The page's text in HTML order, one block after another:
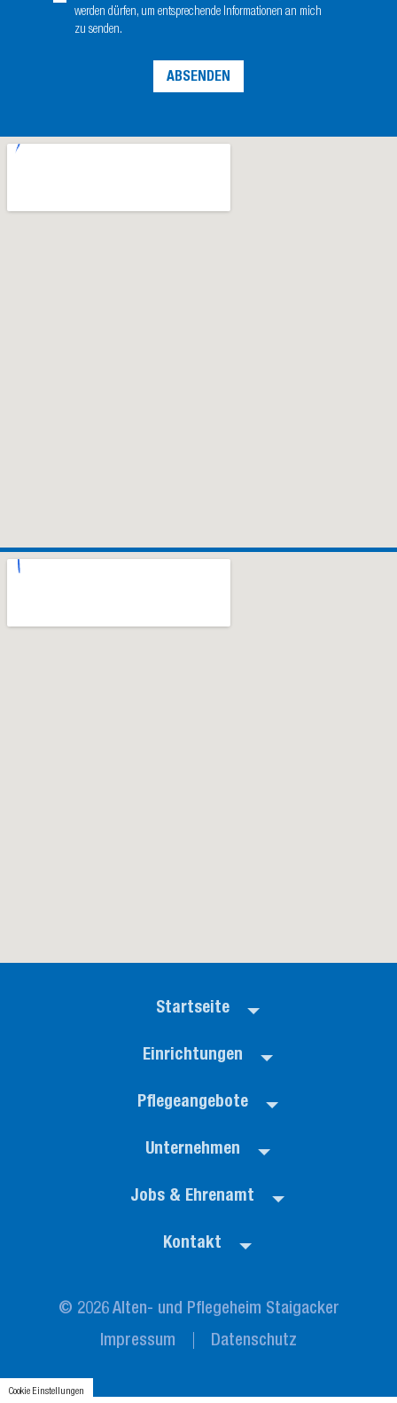
Cookie Einstellungen
werden dürfen, um entsprechende Informationen an mich
zu senden.
Startseite
Einrichtungen
Pflegeangebote
Unternehmen
Jobs & Ehrenamt
Kontakt
© 2026 Alten- und Pflegeheim Staigacker
Impressum
Datenschutz